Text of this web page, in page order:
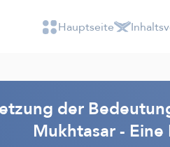
Übersetzungen
- API Hauptseite
der
Mukhtasar -